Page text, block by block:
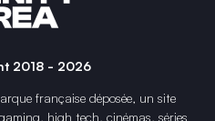
2018 - 2026
française déposée, un site
high tech, cinémas, séries